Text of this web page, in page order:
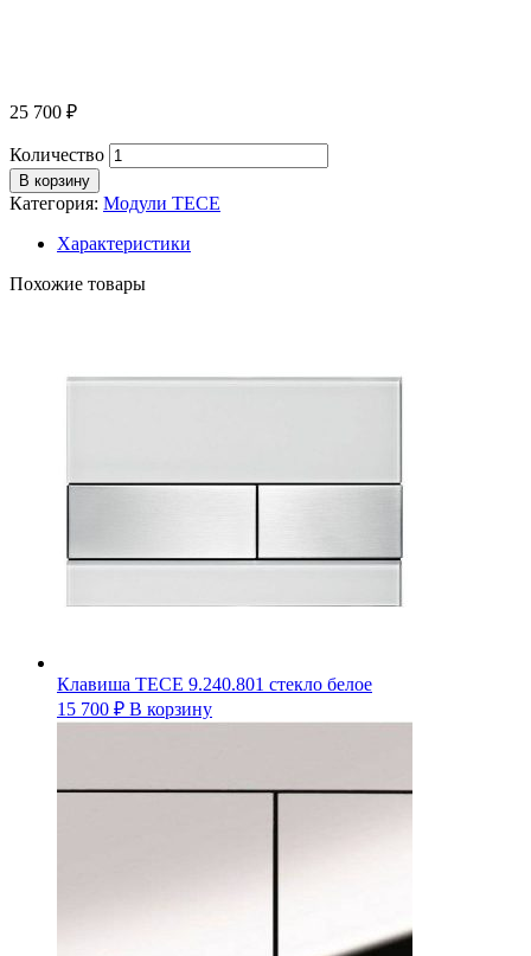
25 700 ₽
Количество
В корзину
Категория: Модули ТЕСЕ
Характеристики
Похожие товары
Клавиша ТЕСЕ 9.240.801 стекло белое
15 700 ₽ В корзину